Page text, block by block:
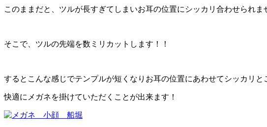
このままだと、ツルが長すぎてしまいお耳の位置にシッカリ合わせられま
そこで、ツルの先端を数ミリカットします！！
するとこんな感じでテンプルが短くなりお耳の位置にあわせてシッカリと
快適にメガネを掛けていただくことが出来ます！